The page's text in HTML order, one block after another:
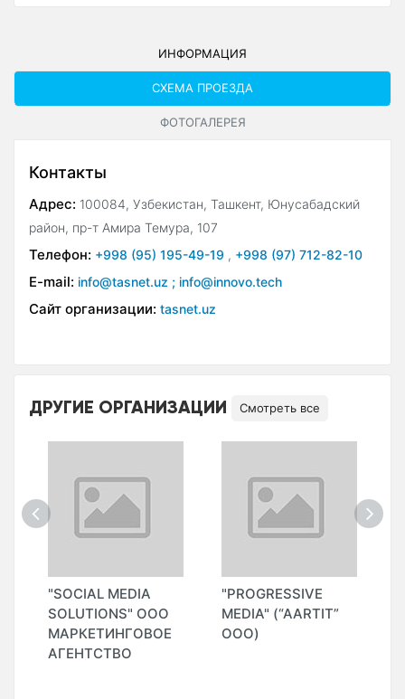
ИНФОРМАЦИЯ
СХЕМА ПРОЕЗДА
ФОТОГАЛЕРЕЯ
Контакты
Адрес: 100084, Узбекистан, Ташкент, Юнусабадский
район, пр-т Амира Темура, 107
Телефон: +998 (95) 195-49-19 , +998 (97) 712-82-10
E-mail: info@tasnet.uz ; info@innovo.tech
Сайт организации: tasnet.uz
ДРУГИЕ ОРГАНИЗАЦИИ Смотреть все
"SOCIAL MEDIA
SOLUTIONS" ООО
МАРКЕТИНГОВОЕ
АГЕНТСТВО
"PROGRESSIVE
MEDIA" (“AARTIT”
ООО)